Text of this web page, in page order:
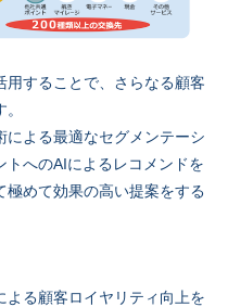
用することで、さらなる顧客
による最適なセグメンテーシ
トへのAIによるレコメンドを
めて効果の高い提案をする
よる顧客ロイヤリティ向上を